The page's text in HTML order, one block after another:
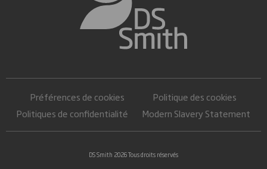
Préférences de cookies
Politique des cookies
Politiques de confidentialité
Modern Slavery Statement
DS Smith 2026 Tous droits réservés